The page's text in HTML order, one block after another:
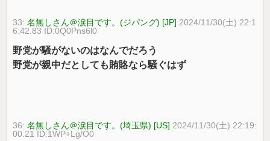
33:名無しさん＠涙目です。(ジパング) [JP] 2024/11/30(土) 22:1
6:42.83 ID:0Q0Pns6l0
野党が騒がないのはなんでだろう
野党が親中だとしても賄賂なら騒ぐはず
36:名無しさん＠涙目です。(埼玉県) [US] 2024/11/30(土) 22:19:
00.21 ID:1WP+Lg/O0